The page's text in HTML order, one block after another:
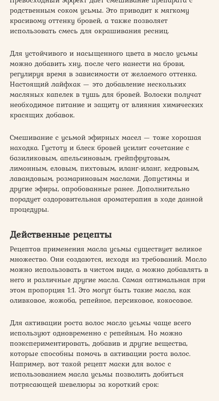
родственным соком усьмы. Это приводит к мягкому
красивому оттенку бровей, а также позволяет
использовать смесь для окрашивания ресниц.
Для устойчивого и насыщенного цвета в масло усьмы
можно добавить хну, после чего нанести на брови,
регулируя время в зависимости от желаемого оттенка.
Настоящий лайфхак — это добавление нескольких
масляных капелек в тушь для бровей. Волоски получат
необходимое питание и защиту от влияния химических
красящих добавок.
Смешивание с усьмой эфирных масел — тоже хорошая
находка. Густоту и блеск бровей усилит сочетание с
базиликовым, апельсиновым, грейпфрутовым,
лимонным, еловым, пихтовым, иланг-иланг, кедровым,
лавандовым, розмариновым маслами. Допустимы и
другие эфиры, опробованные ранее. Дополнительно
порадует оздоровительная ароматерапия в ходе данной
процедуры.
Действенные рецепты
Рецептов применения масла усьмы существует великое
множество. Они создаются, исходя из требований. Масло
можно использовать в чистом виде, а можно добавлять в
него и различные другие масла. Самая оптимальная при
этом пропорция 1:1. Это могут быть такие масла, как
оливковое, жожоба, репейное, персиковое, кокосовое.
Для активации роста волос масло усьмы чаще всего
используют одновременно с репейным. Но можно
поэкспериментировать, добавив и другие вещества,
которые способны помочь в активации роста волос.
Например, вот такой рецепт маски для волос с
использованием масла усьмы позволить добиться
потрясающей шевелюры за короткий срок: